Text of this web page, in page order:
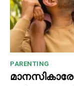
PARENTING